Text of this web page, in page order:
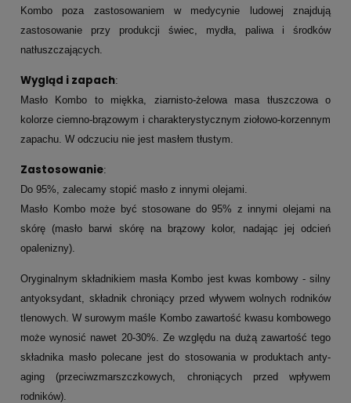
Kombo poza zastosowaniem w medycynie ludowej znajdują
zastosowanie przy produkcji świec, mydła, paliwa i środków
natłuszczających.
Wygląd i zapach:
Masło Kombo to miękka, ziarnisto-żelowa masa tłuszczowa o
kolorze ciemno-brązowym i charakterystycznym ziołowo-korzennym
zapachu. W odczuciu nie jest masłem tłustym.
Zastosowanie:
Do 95%, zalecamy stopić masło z innymi olejami.
Masło Kombo może być stosowane do 95% z innymi olejami na
skórę (masło barwi skórę na brązowy kolor, nadając jej odcień
opalenizny).
Oryginalnym składnikiem masła Kombo jest kwas kombowy - silny
antyoksydant, składnik chroniący przed wływem wolnych rodników
tlenowych. W surowym maśle Kombo zawartość kwasu kombowego
może wynosić nawet 20-30%. Ze względu na dużą zawartość tego
składnika masło polecane jest do stosowania w produktach anty-
aging (przeciwzmarszczkowych, chroniących przed wpływem
rodników).